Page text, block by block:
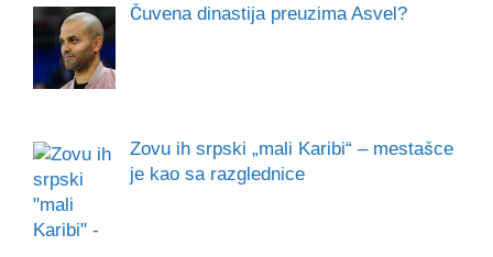
Čuvena dinastija preuzima Asvel?
Zovu ih srpski „mali Karibi“ – mestašce
je kao sa razglednice